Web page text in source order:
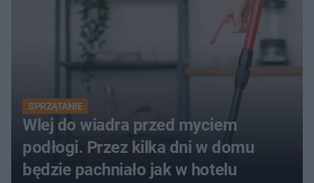
SPRZĄTANIE
Wlej do wiadra przed myciem
podłogi. Przez kilka dni w domu
będzie pachniało jak w hotelu